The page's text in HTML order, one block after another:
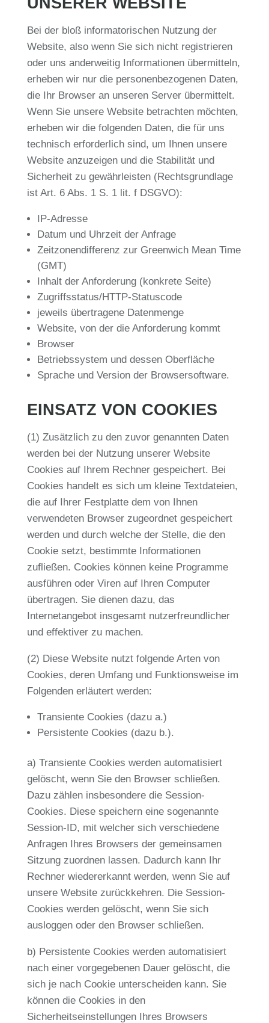
Bei der bloß informatorischen Nutzung der
Website, also wenn Sie sich nicht registrieren
oder uns anderweitig Informationen übermitteln,
erheben wir nur die personenbezogenen Daten,
die Ihr Browser an unseren Server übermittelt.
Wenn Sie unsere Website betrachten möchten,
erheben wir die folgenden Daten, die für uns
technisch erforderlich sind, um Ihnen unsere
Website anzuzeigen und die Stabilität und
Sicherheit zu gewährleisten (Rechtsgrundlage
ist Art. 6 Abs. 1 S. 1 lit. f DSGVO):
IP-Adresse
Datum und Uhrzeit der Anfrage
Zeitzonendifferenz zur Greenwich Mean Time
(GMT)
Inhalt der Anforderung (konkrete Seite)
Zugriffsstatus/HTTP-Statuscode
jeweils übertragene Datenmenge
Website, von der die Anforderung kommt
Browser
Betriebssystem und dessen Oberfläche
Sprache und Version der Browsersoftware.
EINSATZ VON COOKIES
(1) Zusätzlich zu den zuvor genannten Daten
werden bei der Nutzung unserer Website
Cookies auf Ihrem Rechner gespeichert. Bei
Cookies handelt es sich um kleine Textdateien,
die auf Ihrer Festplatte dem von Ihnen
verwendeten Browser zugeordnet gespeichert
werden und durch welche der Stelle, die den
Cookie setzt, bestimmte Informationen
zufließen. Cookies können keine Programme
ausführen oder Viren auf Ihren Computer
übertragen. Sie dienen dazu, das
Internetangebot insgesamt nutzerfreundlicher
und effektiver zu machen.
(2) Diese Website nutzt folgende Arten von
Cookies, deren Umfang und Funktionsweise im
Folgenden erläutert werden:
Transiente Cookies (dazu a.)
Persistente Cookies (dazu b.).
a) Transiente Cookies werden automatisiert
gelöscht, wenn Sie den Browser schließen.
Dazu zählen insbesondere die Session-
Cookies. Diese speichern eine sogenannte
Session-ID, mit welcher sich verschiedene
Anfragen Ihres Browsers der gemeinsamen
Sitzung zuordnen lassen. Dadurch kann Ihr
Rechner wiedererkannt werden, wenn Sie auf
unsere Website zurückkehren. Die Session-
Cookies werden gelöscht, wenn Sie sich
ausloggen oder den Browser schließen.
b) Persistente Cookies werden automatisiert
nach einer vorgegebenen Dauer gelöscht, die
sich je nach Cookie unterscheiden kann. Sie
können die Cookies in den
Sicherheitseinstellungen Ihres Browsers